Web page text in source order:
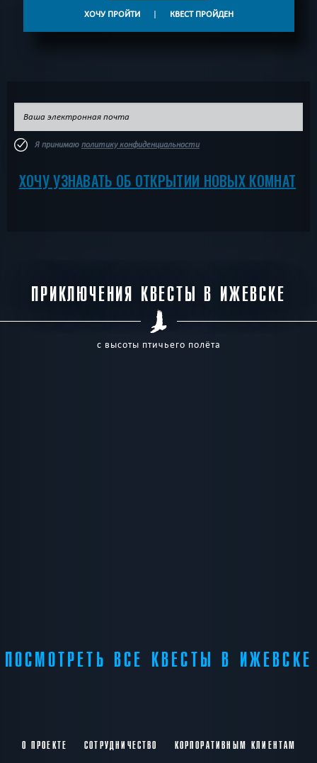
ХОЧУ ПРОЙТИ | КВЕСТ ПРОЙДЕН
Я принимаю политику конфиденциальности
ХОЧУ УЗНАВАТЬ ОБ ОТКРЫТИИ НОВЫХ КОМНАТ
ПРИКЛЮЧЕНИЯ КВЕСТЫ В ИЖЕВСКЕ
с высоты птичьего полёта
ПОСМОТРЕТЬ ВСЕ КВЕСТЫ В ИЖЕВСКЕ
О ПРОЕКТЕ СОТРУДНИЧЕСТВО КОРПОРАТИВНЫМ КЛИЕНТАМ